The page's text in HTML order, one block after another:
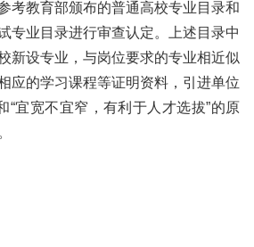
考教育部颁布的普通高校专业目录和
专业目录进行审查认定。上述目录中
新设专业，与岗位要求的专业相近似
应的学习课程等证明资料，引进单位
“宜宽不宜窄，有利于人才选拔”的原